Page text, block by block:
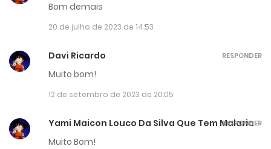
Bom demais
20 de julho de 2023 de 14:53
Davi Ricardo
Muito bom!
12 de setembro de 2023 de 20:05
RESPONDER
Yami Maicon Louco Da Silva Que Tem Malaria
Muito Bom!
RESPONDER